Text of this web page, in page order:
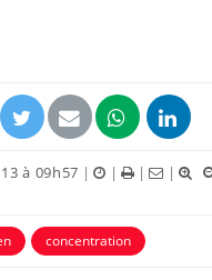
à 09h57 | | | |
concentration